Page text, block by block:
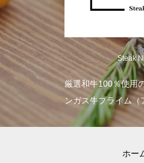
Steak
厳選和牛100％使用
ンガス牛プライム（
フ最高級）を使った
ホー